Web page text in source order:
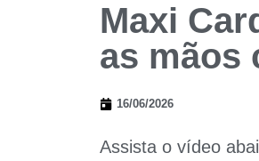
Maxi
as mãos
16/06/2026
Assista o vídeo